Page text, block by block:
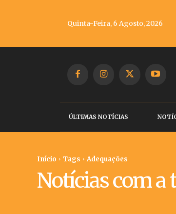
Quinta-Feira, 6 Agosto, 2026
ÚLTIMAS NOTÍCIAS
Início Tags Adequações
Notícias com a